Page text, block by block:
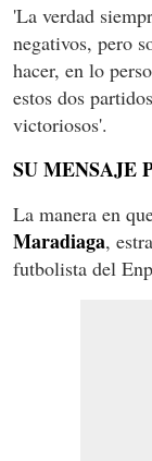
'La verdad
negativos, pero
hacer, en lo
estos dos
victoriosos'.
SU MENSAJE
La manera en
Maradiaga,
futbolista del